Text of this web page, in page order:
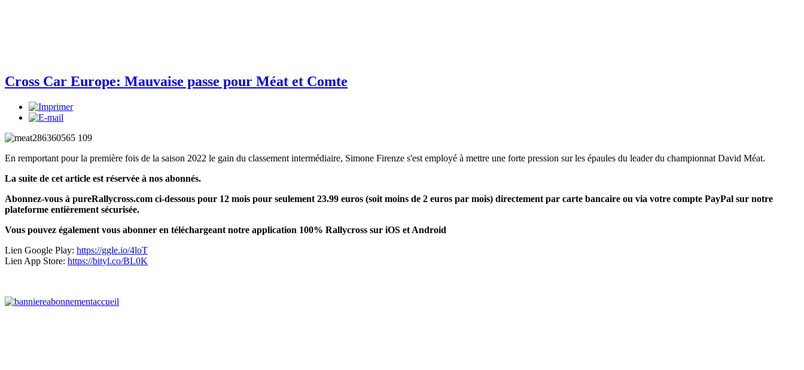
Cross Car Europe: Mauvaise passe pour Méat et Comte
En remportant pour la première fois de la saison 2022 le gain du classement intermédiaire, Simone Firenze s'est employé à mettre une forte pression sur les épaules du leader du championnat David Méat.
La suite de cet article est réservée à nos abonnés.
Abonnez-vous à pureRallycross.com ci-dessous pour 12 mois pour seulement 23.99 euros (soit moins de 2 euros par mois) directement par carte bancaire ou via votre compte PayPal sur notre
plateforme entièrement sécurisée.
Vous pouvez également vous abonner en téléchargeant notre application 100% Rallycross sur iOS et Android
Lien Google Play: https://ggle.io/4loT
Lien App Store: https://bityl.co/BL0K